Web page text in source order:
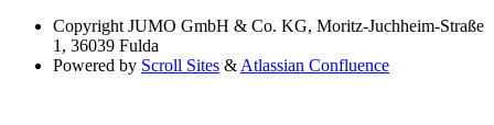
Copyright JUMO GmbH & Co. KG, Moritz-Juchheim-Straße
1, 36039 Fulda
Powered by Scroll Sites & Atlassian Confluence